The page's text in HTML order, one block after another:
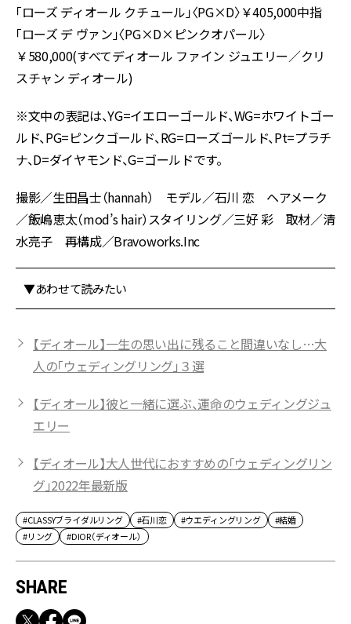
「ローズ ディオール クチュール」〈PG×D〉￥405,000中指
「ローズ デ ヴァン」〈PG×D×ピンクオパール〉
￥580,000(すべてディオール ファイン ジュエリー／クリ
スチャン ディオール)
※文中の表記は、YG=イエローゴールド、WG=ホワイトゴー
ルド、PG=ピンクゴールド、RG=ローズゴールド、Pt=プラチ
ナ、D=ダイヤモンド、G=ゴールドです。
撮影／生田昌士（hannah） モデル／石川 恋 ヘアメーク
／飯嶋恵太（mod’s hair）スタイリング／三好 彩 取材／清
水亮子 再構成／Bravoworks.Inc
▼あわせて読みたい
【ディオール】一生の思い出に残ること間違いなし…大
人の「ウェディングリング」３選
【ディオール】彼と一緒に選ぶ、運命のウェディングジュ
エリー
【ディオール】大人世代におすすめの「ウェディングリン
グ」2022年最新版
#CLASSYブライダルリング #石川恋 #ウエディングリング
#結婚
#リング
#DIOR（ディオール）
SHARE